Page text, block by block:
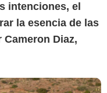
intenciones, el
la esencia de las
Diaz,